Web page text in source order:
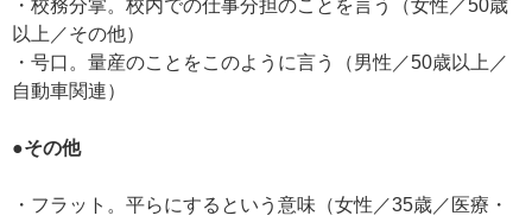
・校務分掌。校内での仕事分担のことを言う（女性／50歳
以上／その他）
・号口。量産のことをこのように言う（男性／50歳以上／
自動車関連）
●その他
・フラット。平らにするという意味（女性／35歳／医療・